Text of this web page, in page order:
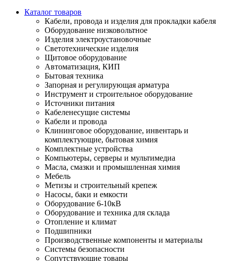
Каталог товаров
Кабели, провода и изделия для прокладки кабеля
Оборудование низковольтное
Изделия электроустановочные
Светотехнические изделия
Щитовое оборудование
Автоматизация, КИП
Бытовая техника
Запорная и регулирующая арматура
Инструмент и строительное оборудование
Источники питания
Кабеленесущие системы
Кабели и провода
Клининговое оборудование, инвентарь и
комплектующие, бытовая химия
Комплектные устройства
Компьютеры, серверы и мультимедиа
Масла, смазки и промышленная химия
Мебель
Метизы и строительный крепеж
Насосы, баки и емкости
Оборудование 6-10кВ
Оборудование и техника для склада
Отопление и климат
Подшипники
Производственные компоненты и материалы
Системы безопасности
Сопутствующие товары